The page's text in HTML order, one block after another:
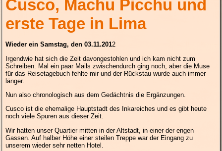
Cusco, Machu Picchu und
erste Tage in Lima
Wieder ein Samstag, den 03.11.2012
Irgendwie hat sich die Zeit davongestohlen und ich kam nicht zum
Schreiben. Mal ein paar Mails zwischendurch ging noch, aber die Muse
für das Reisetagebuch fehlte mir und der Rückstau wurde auch immer
länger.
Nun also chronologisch aus dem Gedächtnis die Ergänzungen.
Cusco ist die ehemalige Hauptstadt des Inkareiches und es gibt heute
noch viele Spuren aus dieser Zeit.
Wir hatten unser Quartier mitten in der Altstadt, in einer der engen
Gassen. Auf halber Höhe einer steilen Treppe war der Eingang zu
unserem wieder sehr netten Hotel.